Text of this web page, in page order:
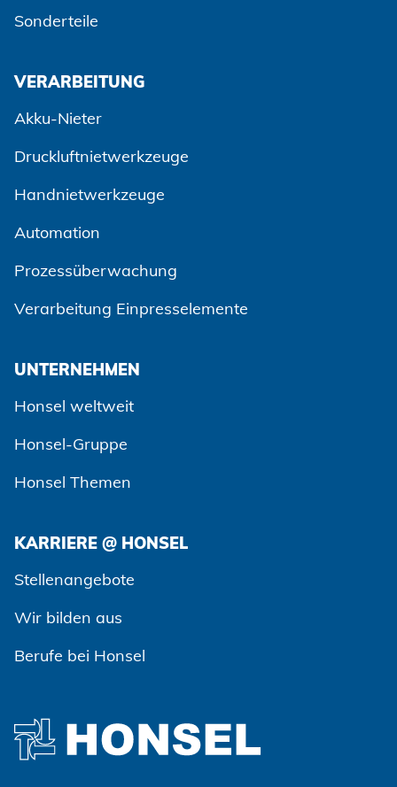
Sonderteile
VERARBEITUNG
Akku-Nieter
Druckluftnietwerkzeuge
Handnietwerkzeuge
Automation
Prozessüberwachung
Verarbeitung Einpresselemente
UNTERNEHMEN
Honsel weltweit
Honsel-Gruppe
Honsel Themen
KARRIERE @ HONSEL
Stellenangebote
Wir bilden aus
Berufe bei Honsel